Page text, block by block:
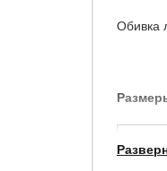
Обивка